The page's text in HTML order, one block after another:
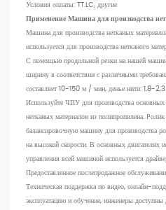
Условия оплаты: TT.LC, другие
ПрименениеМашина для производства
Машина для производства нетканых
используется для производства нетканого
С помощью продольной резки на нашей
ширину в соответствии с различными
составляет 10-150 м / мин, денье нити: 1,8-2,3
Используйте ЧПУ для производства
нетканых материалов из полипропилена.
балансировочную машину для производства
на высокой скорости. В основных двигателях
управления всей машиной используется
Предоставленное послепродажное
Техническая поддержка по видео, онлайн-
эксплуатацию и обучение, инженеры